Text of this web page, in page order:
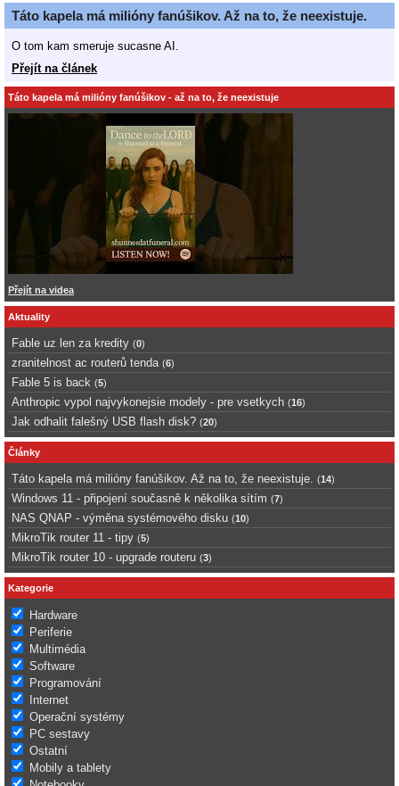
Táto kapela má milióny fanúšikov. Až na to, že neexistuje.
O tom kam smeruje sucasne AI.
Přejít na článek
Táto kapela má milióny fanúšikov - až na to, že neexistuje
Přejít na videa
Aktuality
Fable uz len za kredity (0)
zranitelnost ac routerů tenda (6)
Fable 5 is back (5)
Anthropic vypol najvykonejsie modely - pre vsetkych (16)
Jak odhalit falešný USB flash disk? (20)
Články
Táto kapela má milióny fanúšikov. Až na to, že neexistuje. (14)
Windows 11 - připojení současně k několika sítím (7)
NAS QNAP - výměna systémového disku (10)
MikroTik router 11 - tipy (5)
MikroTik router 10 - upgrade routeru (3)
Kategorie
Hardware
Periferie
Multimédia
Software
Programování
Internet
Operační systémy
PC sestavy
Ostatní
Mobily a tablety